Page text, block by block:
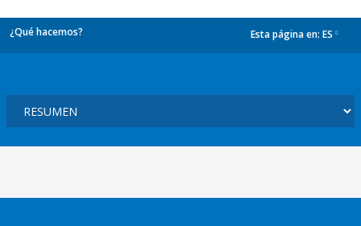
¿Qué hacemos? Esta página en: ES